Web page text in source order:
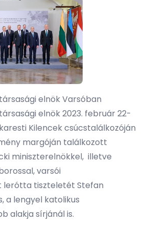
elnök Varsóban
elnök 2023. február 22-
Kilencek csúcstalálkozóján
margóján találkozott
miniszterelnökkel, illetve
varsói
lerótta tiszteletét Stefan
a lengyel katolikus
alakja sírjánál is.